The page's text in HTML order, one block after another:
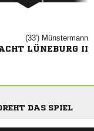
(33') 
LÜNEBURG II
DAS SPIEL